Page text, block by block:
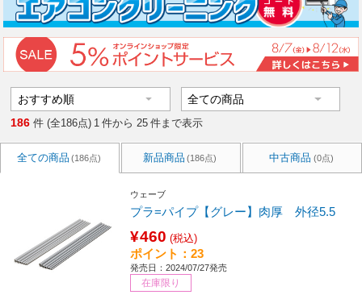
186 件 (全186点) 1 件から 25 件まで表示
全ての商品 (186点) 新品商品 (186点) 中古商品 (0点)
ウェーブ
プラ=パイプ【グレー】肉厚 外径5.5
¥460 (税込)
ポイント：23
発売日：2024/07/27発売
在庫限り